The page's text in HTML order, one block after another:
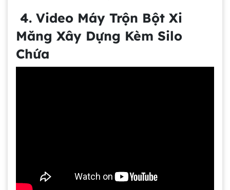
4. Video Máy Trộn Bột Xi
Măng Xây Dựng Kèm Silo
Chứa